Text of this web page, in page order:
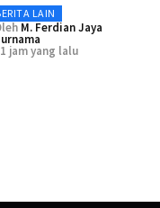
LAIN
M. Ferdian Jaya
jam yang lalu